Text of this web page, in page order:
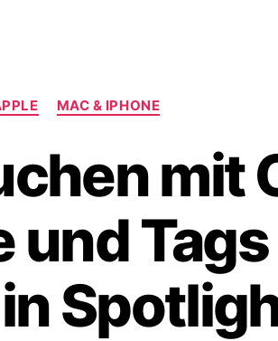
Kategorien
MAC & IPHONE
mit
und